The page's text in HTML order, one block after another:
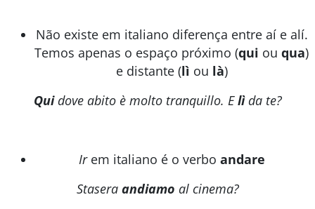
Não existe em italiano diferença entre aí e alí.
Temos apenas o espaço próximo (qui ou qua)
e distante (lì ou là)
Quidove abito è molto tranquillo. Elìda te?
Ir em italiano é o verbo andare
Stasera andiamo al cinema?